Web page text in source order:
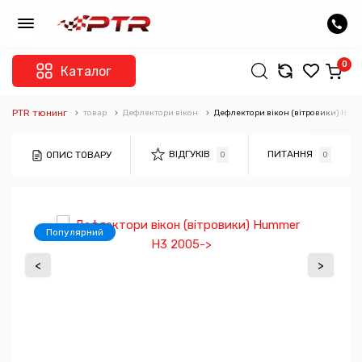
Каталог 0
PTR тюнинг товар Дефлектори вікон Дефлектори вікон (вітровики)
ОПИС ТОВАРУ ВІДГУКІВ 0 ПИТАННЯ 0
Популярний
< >